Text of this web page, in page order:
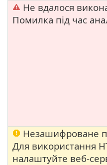
Не вдалося
Помилка під час
Незашифроване
Для використання
налаштуйте веб-